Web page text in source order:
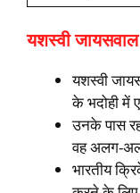
यशस्वी
यशस्वी
के भदोही में
उनके पास
वह अलग-
भारतीय